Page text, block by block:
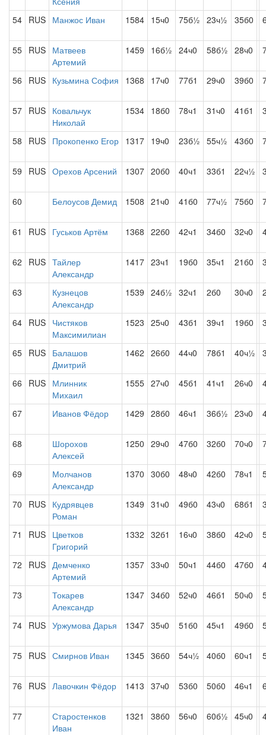
54 RUS Манжос Иван 1584 15ч0 75б½ 23ч½ 35б0
55 RUS Матвеев
Артемий
1459 16б½ 24ч0 58б½ 28ч0
56 RUS Кузьмина София 1368 17ч0 77б1 29ч0 39б0
57 RUS Ковальчук
Николай
1534 18б0 78ч1 31ч0 41б1
58 RUS Прокопенко Егор 1317 19ч0 23б½ 55ч½ 43б0
59 RUS Орехов Арсений 1307 20б0 40ч1 33б1 22ч½
60 Белоусов Демид 1508 21ч0 41б0 77ч½ 75б0
61 RUS Гуськов Артём 1368 22б0 42ч1 34б0 32ч0
62 RUS Тайлер
Александр
1417 23ч1 19б0 35ч1 21б0
63
Кузнецов
Александр
1539 24б½ 32ч1 2б0 30ч0
64 RUS Чистяков
Максимилиан
1523 25ч0 43б1 39ч1 19б0
65 RUS Балашов
Дмитрий
1462 26б0 44ч0 78б1 40ч½
66 RUS Млинник
Михаил
1555 27ч0 45б1 41ч1 26ч0
67 Иванов Фёдор 1429 28б0 46ч1 36б½ 23ч0
68
Шорохов
Алексей
1250 29ч0 47б0 32б0 70ч0
69
Молчанов
Александр
1370 30б0 48ч0 42б0 78ч1
70 RUS Кудрявцев
Роман
1349 31ч0 49б0 43ч0 68б1
71 RUS Цветков
Григорий
1332 32б1 16ч0 38б0 42ч0
72 RUS Демченко
Артемий
1357 33ч0 50ч1 44б0 47б0
73
Токарев
Александр
1347 34б0 52ч0 46б1 50ч0
74 RUS Уржумова Дарья 1347 35ч0 51б0 45ч1 49б0
75 RUS Смирнов Иван 1345 36б0 54ч½ 40б0 60ч1
76 RUS Лавочкин Фёдор 1413 37ч0 53б0 50б0 46ч1
77
Старостенков
Иван
1321 38б0 56ч0 60б½ 45ч0